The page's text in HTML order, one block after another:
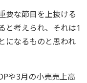
要な節目を上抜ける
と考えられ、それは1
になるものと思われ
や3月の小売売上高